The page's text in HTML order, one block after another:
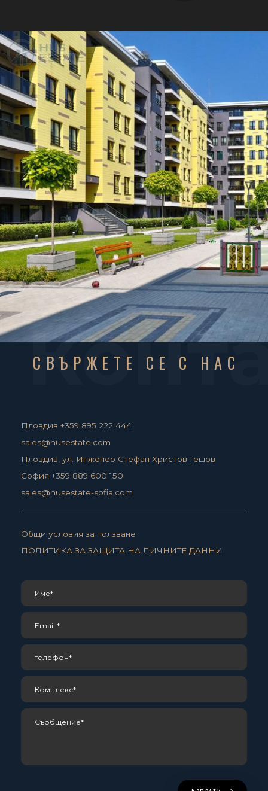
СВЪРЖЕТЕ СЕ С НАС
Пловдив +359 895 222 444
sales@husestate.com
Пловдив, ул. Инженер Стефан Христов Гешов
София +359 889 600 150
sales@husestate-sofia.com
Общи условия за ползване
ПОЛИТИКА ЗА ЗАЩИТА НА ЛИЧНИТЕ ДАННИ